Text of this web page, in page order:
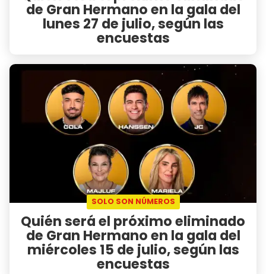
de Gran Hermano en la gala del
lunes 27 de julio, según las
encuestas
SOLO SON NÚMEROS
Quién será el próximo eliminado
de Gran Hermano en la gala del
miércoles 15 de julio, según las
encuestas